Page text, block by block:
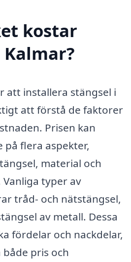
kostar
att installera stängsel i
att förstå de faktorer
Prisen kan
flera aspekter,
material och
typer av
tråd- och nätstängsel,
av metall. Dessa
fördelar och nackdelar,
pris och